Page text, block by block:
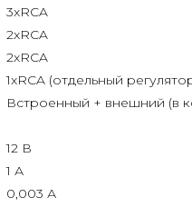
3xRCA
2xRCA
2xRCA
1xRCA (отдельный
Встроенный + внешний (в
12 В
1 А
0,003 А